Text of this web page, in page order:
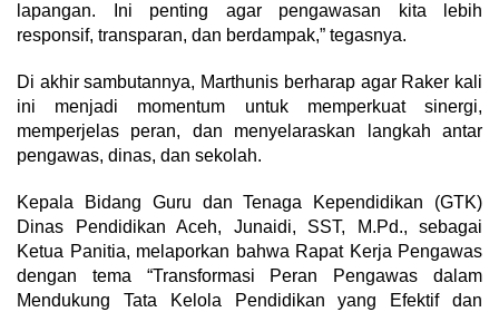
lapangan. Ini penting agar pengawasan kita lebih
responsif, transparan, dan berdampak,” tegasnya.
Di akhir sambutannya, Marthunis berharap agar Raker kali
ini menjadi momentum untuk memperkuat sinergi,
memperjelas peran, dan menyelaraskan langkah antar
pengawas, dinas, dan sekolah.
Kepala Bidang Guru dan Tenaga Kependidikan (GTK)
Dinas Pendidikan Aceh, Junaidi, SST, M.Pd., sebagai
Ketua Panitia, melaporkan bahwa Rapat Kerja Pengawas
dengan tema “Transformasi Peran Pengawas dalam
Mendukung Tata Kelola Pendidikan yang Efektif dan